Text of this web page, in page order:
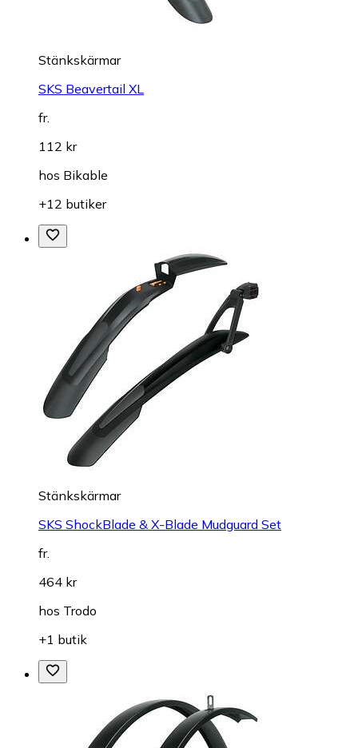
Stänkskärmar
SKS Beavertail XL
fr.
112 kr
hos Bikable
+12 butiker
Stänkskärmar
SKS ShockBlade & X-Blade Mudguard Set
fr.
464 kr
hos Trodo
+1 butik